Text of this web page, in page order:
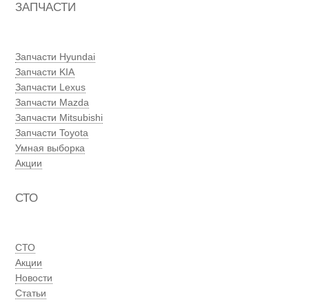
ЗАПЧАСТИ
Запчасти Hyundai
Запчасти KIA
Запчасти Lexus
Запчасти Mazda
Запчасти Mitsubishi
Запчасти Toyota
Умная выборка
Акции
СТО
СТО
Акции
Новости
Статьи